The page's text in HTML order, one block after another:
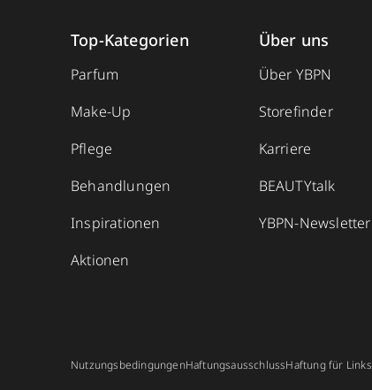
Top-Kategorien
Parfum
Make-Up
Pflege
Behandlungen
Inspirationen
Aktionen
Über uns
Über YBPN
Storefinder
Karriere
BEAUTYtalk
YBPN-Newsletter
NutzungsbedingungenHaftungsausschlussHaftung für Links